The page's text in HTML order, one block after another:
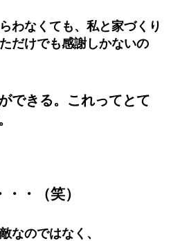
わなくても、 私と家づくり
だけでも感謝しかないの
できる。これってとて
・（笑）
なのではなく、